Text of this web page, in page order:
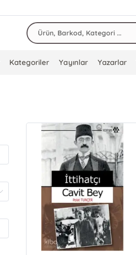
Kategoriler Yayınlar Yazarlar